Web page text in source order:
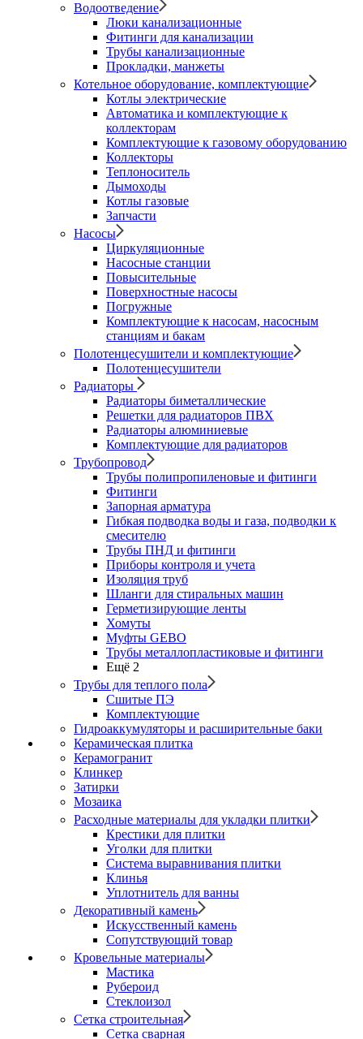
Водоотведение
Люки канализационные
Фитинги для канализации
Трубы канализационные
Прокладки, манжеты
Котельное оборудование, комплектующие
Котлы электрические
Автоматика и комплектующие к
коллекторам
Комплектующие к газовому оборудованию
Коллекторы
Теплоноситель
Дымоходы
Котлы газовые
Запчасти
Насосы
Циркуляционные
Насосные станции
Повысительные
Поверхностные насосы
Погружные
Комплектующие к насосам, насосным
станциям и бакам
Полотенцесушители и комплектующие
Полотенцесушители
Радиаторы
Радиаторы биметаллические
Решетки для радиаторов ПВХ
Радиаторы алюминиевые
Комплектующие для радиаторов
Трубопровод
Трубы полипропиленовые и фитинги
Фитинги
Запорная арматура
Гибкая подводка воды и газа, подводки к
смесителю
Трубы ПНД и фитинги
Приборы контроля и учета
Изоляция труб
Шланги для стиральных машин
Герметизирующие ленты
Хомуты
Муфты GEBO
Трубы металлопластиковые и фитинги
Ещё 2
Трубы для теплого пола
Сшитые ПЭ
Комплектующие
Гидроаккумуляторы и расширительные баки
Керамическая плитка
Керамогранит
Клинкер
Затирки
Мозаика
Расходные материалы для укладки плитки
Крестики для плитки
Уголки для плитки
Система выравнивания плитки
Клинья
Уплотнитель для ванны
Декоративный камень
Искусственный камень
Сопутствующий товар
Кровельные материалы
Мастика
Рубероид
Стеклоизол
Сетка строительная
Сетка сварная